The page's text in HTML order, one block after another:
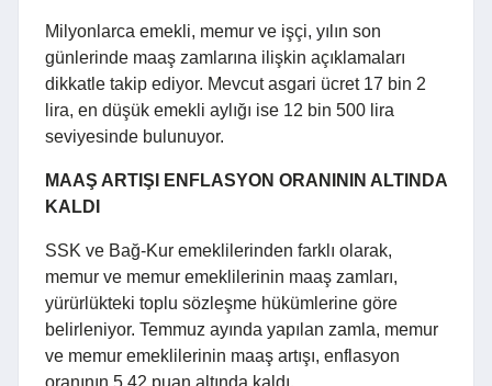
Milyonlarca emekli, memur ve işçi, yılın son
günlerinde maaş zamlarına ilişkin açıklamaları
dikkatle takip ediyor. Mevcut asgari ücret 17 bin 2
lira, en düşük emekli aylığı ise 12 bin 500 lira
seviyesinde bulunuyor.
MAAŞ ARTIŞI ENFLASYON ORANININ ALTINDA
KALDI
SSK ve Bağ-Kur emeklilerinden farklı olarak,
memur ve memur emeklilerinin maaş zamları,
yürürlükteki toplu sözleşme hükümlerine göre
belirleniyor. Temmuz ayında yapılan zamla, memur
ve memur emeklilerinin maaş artışı, enflasyon